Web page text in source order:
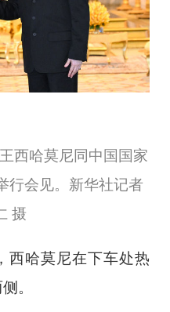
西哈莫尼同中国国家
行会见。新华社记者
摄
西哈莫尼在下车处热
。